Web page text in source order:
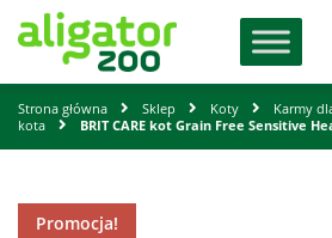
Strona główna Sklep Koty Karmy
kota
BRIT CARE kot Grain Free Sensitive
Promocja!